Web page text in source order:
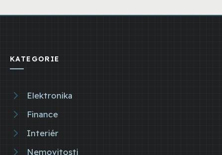
KATEGORIE
Elektronika
Finance
Interiér
Nemovitosti